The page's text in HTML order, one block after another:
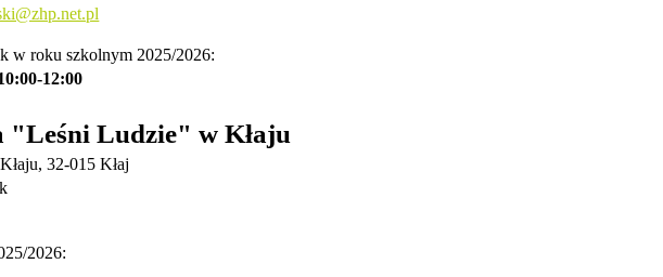
w roku szkolnym 2025/2026:
12:00
"Leśni Ludzie" w Kłaju
32-015 Kłaj
2026: